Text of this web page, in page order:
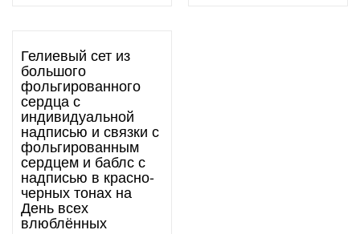
Гелиевый сет из
большого
фольгированного
сердца с
индивидуальной
надписью и связки с
фольгированным
сердцем и баблс с
надписью в красно-
черных тонах на
День всех
влюблённых